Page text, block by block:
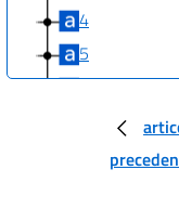
4
5
6
6 ter